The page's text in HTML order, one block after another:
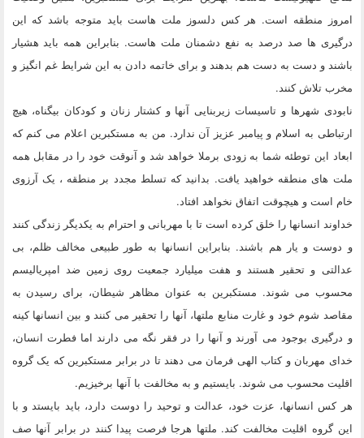
امروز منطقه است. هر کس دلسوز ملت هاست باید متوجه باشد که این
درگیری ها صد درصد به نفع دشمنان ملت هاست. بنابراین همه باید هشیار
باشند و دست به دست هم بدهند و برای خاتمه دادن به این شرایط غم انگیز و
مخرب تلاش کنند.
نابودی شهرها و تاسیسات زیربنایی آنها و کشتار زنان و کودکان بیگناه، هیچ
ارتباطی به اسلام و پیامبر عزیز آن ندارد. من به مستکبرین اعلام می کنم که
ابعاد این توطئه شما به زودی برملا خواهد شد و آنوقت خود را در مقابل همه
ملت های منطقه خواهید یافت. بدانید که تسلط مجدد بر منطقه ، یک آرزوی
خام است و هیچوقت اتفاق نخواهد افتاد.
خداوند انسانها را خلق کرده است تا با مهربانی و احترام به یکدیگر زندگی کنند
و دوست و یار هم باشند. بنابراین انسانها به طور طبیعی مخالف ظلم، بی
عدالتی و تحقیر هستند و هفت میلیارد جمعیت روی زمین ضد امپریالیسم
محسوب می شوند. مستکبرین به عنوان مظاهر شیطان، برای رسیدن به
مقاصد شوم خود و غارت منابع ملتها، آنها را تحقیر می کنند و بین انسانها کینه
و درگیری بوجود می آورند و آنها را در فقر نگه می دارند اما فطرت انسان،
خدای مهربان و کتاب الهی فرمان می دهند تا در برابر مستکبرین که یک گروه
اقلیت محسوب می شوند. بایستیم و به مخالفت با آنها برخیزیم.
هر کس انسانها، عزت خود، عدالت و توحید را دوست دارد، باید بایستد و با
این گروه اقلیت مخالفت کند. ملتها هرجا فرصت پیدا کنند در برابر آنها صف